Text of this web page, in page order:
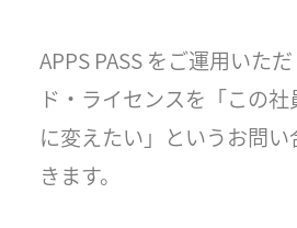
APPS PASS をご運用いた
ド・ライセンスを「この
に変えたい」というお問
きます。